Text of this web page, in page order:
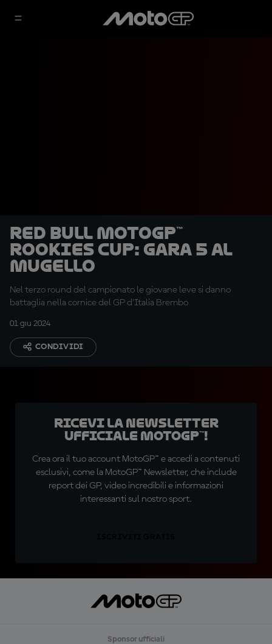
Red Bull MotoGP™
Rookies Cup: Gara 5 al
Mugello
Nel terzo round del campionato le giovane leve si danno
battaglia nella cornice del GP d'Italia Brembo
01 giu 2024
CONDIVIDI
Ricevi la newsletter
ufficiale MotoGP™!
Crea ora il tuo account MotoGP™ e accedi a contenuti
esclusivi, come la MotoGP™ Newsletter, che include
report dei GP, video incredibili e informazioni
interessanti sul nostro sport.
Sponsor ufficiali